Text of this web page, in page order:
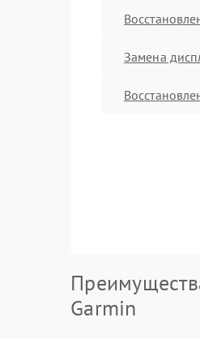
Замена
Garmin